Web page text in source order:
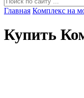
Главная Комплекс на
Купить